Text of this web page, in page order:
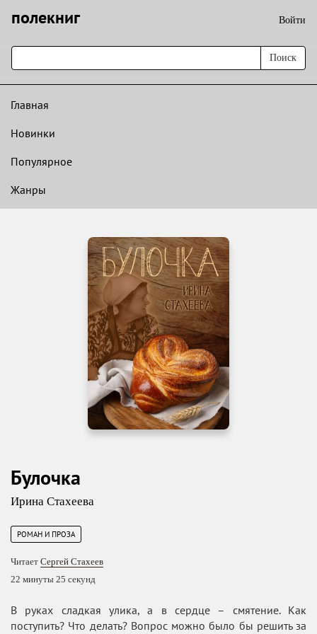
полекниг Войти
Поиск
Главная
Новинки
Популярное
Жанры
Булочка
Ирина Стахеева
РОМАН И ПРОЗА
Читает Сергей Стахеев
22 минуты 25 секунд
В руках сладкая улика, а в сердце – смятение. Как
поступить? Что делать? Вопрос можно было бы решить за